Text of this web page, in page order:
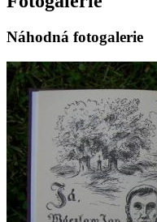
Náhodná fotogalerie